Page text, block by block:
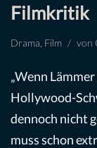
Filmkritik
Drama Film von
„Wenn
Hollywood-
dennoch nicht
muss schon